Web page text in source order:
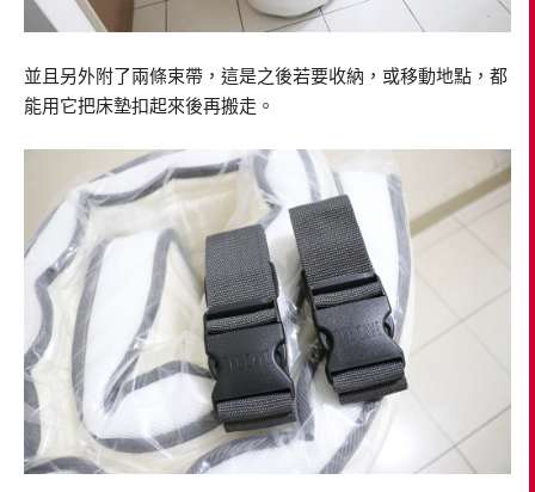
並且另外附了兩條束帶，這是之後若要收納，或移動地點，都
能用它把床墊扣起來後再搬走。